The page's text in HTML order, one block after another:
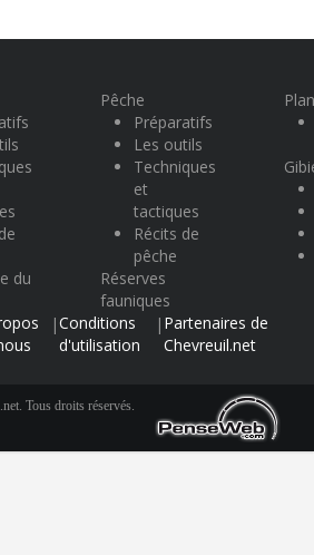
du
Pêche
Préparatifs
Les outils
Techniques
et
tactiques
Récits de
pêche
Réserves
fauniques
|Conditions
d'utilisation
| Partenaires de
Chevreuil.net
Tous droits réservés.